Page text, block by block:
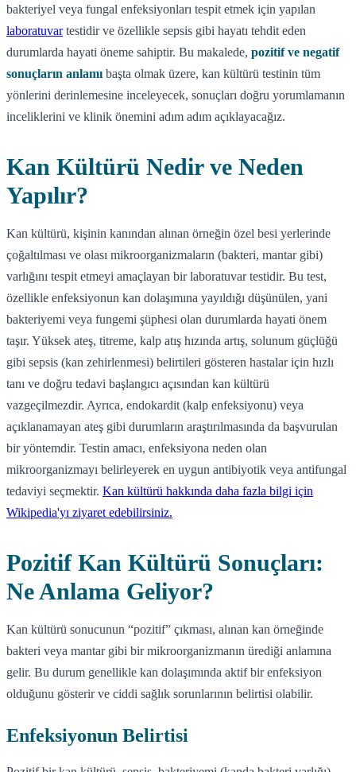
bakteriyel veya fungal enfeksiyonları tespit etmek için yapılan
laboratuvartestidir ve özellikle sepsis gibi hayatı tehdit eden
durumlarda hayati öneme sahiptir. Bu makalede, pozitif ve negatif
sonuçların anlamı başta olmak üzere, kan kültürü testinin tüm
yönlerini derinlemesine inceleyecek, sonuçları doğru yorumlamanın
inceliklerini ve klinik önemini adım adım açıklayacağız.
Kan Kültürü Nedir ve Neden
Yapılır?
Kan kültürü, kişinin kanından alınan örneğin özel besi yerlerinde
çoğaltılması ve olası mikroorganizmaların (bakteri, mantar gibi)
varlığını tespit etmeyi amaçlayan bir laboratuvar testidir. Bu test,
özellikle enfeksiyonun kan dolaşımına yayıldığı düşünülen, yani
bakteriyemi veya fungemi şüphesi olan durumlarda hayati önem
taşır. Yüksek ateş, titreme, kalp atış hızında artış, solunum güçlüğü
gibi sepsis (kan zehirlenmesi) belirtileri gösteren hastalar için hızlı
tanı ve doğru tedavi başlangıcı açısından kan kültürü
vazgeçilmezdir. Ayrıca, endokardit (kalp enfeksiyonu) veya
açıklanamayan ateş gibi durumların araştırılmasında da başvurulan
bir yöntemdir. Testin amacı, enfeksiyona neden olan
mikroorganizmayı belirleyerek en uygun antibiyotik veya antifungal
tedaviyi seçmektir. Kan kültürü hakkında daha fazla bilgi için
Wikipedia'yı ziyaret edebilirsiniz.
Pozitif Kan Kültürü Sonuçları:
Ne Anlama Geliyor?
Kan kültürü sonucunun “pozitif” çıkması, alınan kan örneğinde
bakteri veya mantar gibi bir mikroorganizmanın ürediği anlamına
gelir. Bu durum genellikle kan dolaşımında aktif bir enfeksiyon
olduğunu gösterir ve ciddi sağlık sorunlarının belirtisi olabilir.
Enfeksiyonun Belirtisi